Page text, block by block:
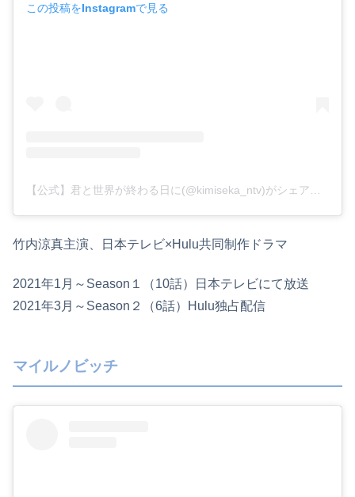
この投稿をInstagramで見る
竹内涼真主演、日本テレビ×Hulu共同制作ドラマ
2021年1月～Season１（10話）日本テレビにて放送
2021年3月～Season２（6話）Hulu独占配信
マイルノビッチ